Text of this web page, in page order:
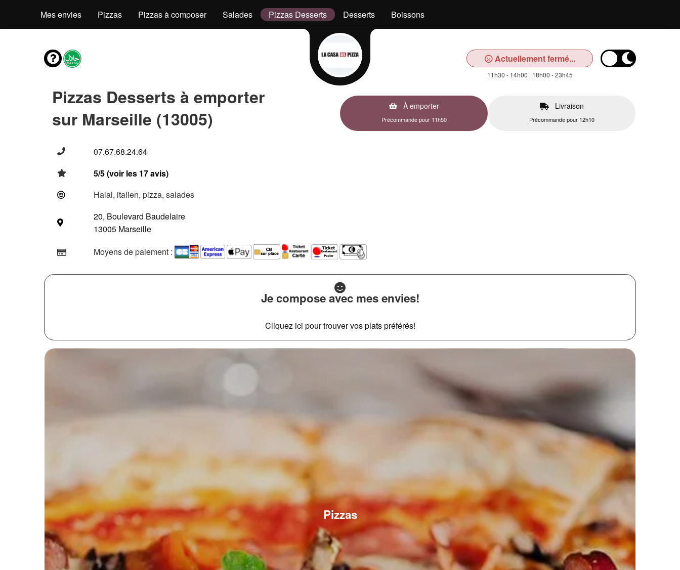
Mes envies Pizzas Pizzas à composer Salades Pizzas Desserts Desserts Boissons
Actuellement fermé...
11h30 - 14h00 | 18h00 - 23h45
Pizzas Desserts à emporter
sur Marseille (13005)
À emporter
Précommande pour 11h50
Livraison
Précommande pour 12h10
07.67.68.24.64
5/5 (voir les 17 avis)
Halal, italien, pizza, salades
20, Boulevard Baudelaire
13005 Marseille
Moyens de paiement :
Je compose avec mes envies!
Cliquez ici pour trouver vos plats préférés!
Pizzas